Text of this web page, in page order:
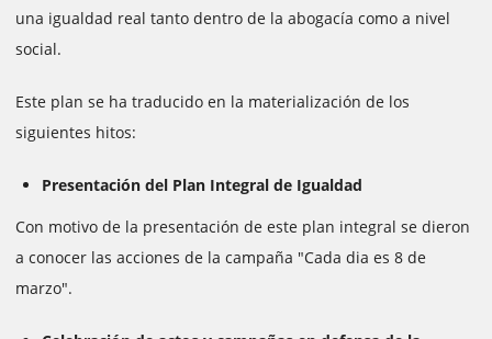
una igualdad real tanto dentro de la abogacía como a nivel
social.
Este plan se ha traducido en la materialización de los
siguientes hitos:
Presentación del Plan Integral de Igualdad
Con motivo de la presentación de este plan integral se dieron
a conocer las acciones de la campaña "Cada dia es 8 de
marzo".